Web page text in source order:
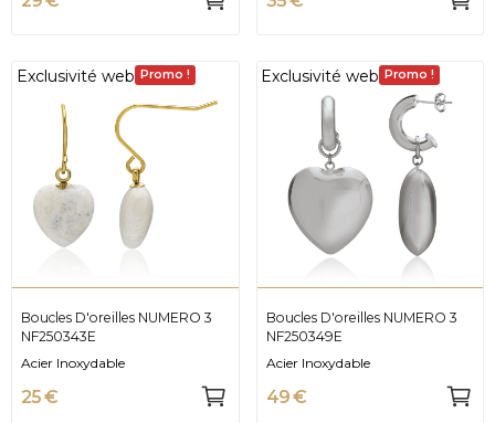
Exclusivité web Promo !
Boucles D'oreilles NUMERO 3
NF250343E
Acier Inoxydable
25 €
Exclusivité web Promo !
Boucles D'oreilles NUMERO 3
NF250349E
Acier Inoxydable
49 €